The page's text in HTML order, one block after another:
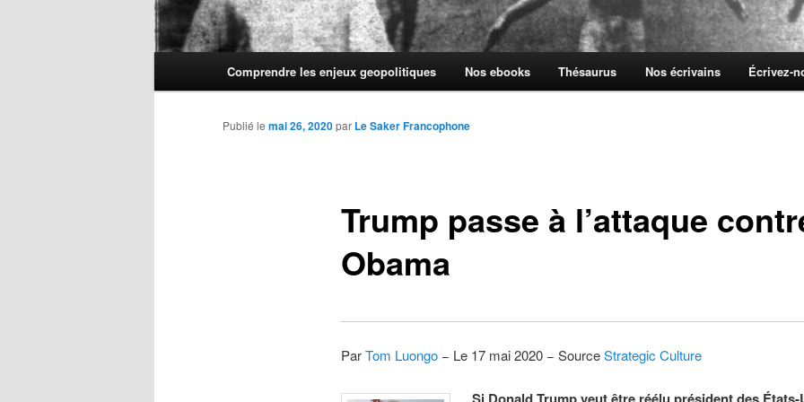
Comprendre les enjeux geopolitiques Nos ebooks Thésaurus Nos écrivains Écrivez-
Trump passe à l’attaque
Obama
Publié le mai 26, 2020par Le Saker Francophone
ParTom Luongo− Le 17 mai 2020 − SourceStrategic Culture